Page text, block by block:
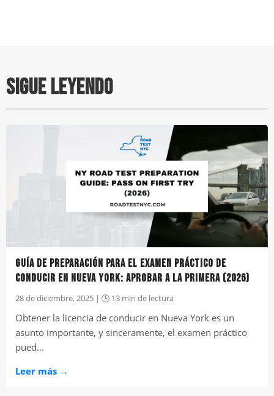
SIGUE LEYENDO
GUÍA DE PREPARACIÓN PARA EL EXAMEN PRÁCTICO DE
CONDUCIR EN NUEVA YORK: APROBAR A LA PRIMERA (2026)
28 de diciembre, 2025 | 🕒 13 min de lectura
Obtener la licencia de conducir en Nueva York es un
asunto importante, y sinceramente, el examen práctico
pued...
Leer más →